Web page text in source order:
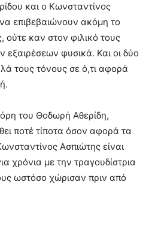
και ο Κωνσταντίνος
επιβεβαιώνουν ακόμη το
ούτε καν στον φιλικό τους
εξαιρέσεων φυσικά. Και οι δύο
τους τόνους σε ό,τι αφορά
του Θοδωρή Αθερίδη,
ποτέ τίποτα όσον αφορά τα
Ασπιώτης είναι
χρόνια με την τραγουδίστρια
ωστόσο χώρισαν πριν από